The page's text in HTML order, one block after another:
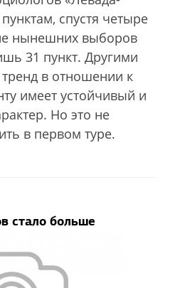
спустя четыре
нынешних выборов
31 пункт. Другими
в отношении к
имеет устойчивый и
Но это не
в первом туре.
стало больше